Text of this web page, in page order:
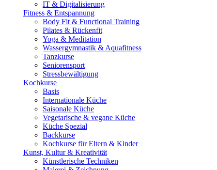
IT & Digitalisierung
Fitness & Entspannung
Body Fit & Functional Training
Pilates & Rückenfit
Yoga & Meditation
Wassergymnastik & Aquafitness
Tanzkurse
Seniorensport
Stressbewältigung
Kochkurse
Basis
Internationale Küche
Saisonale Küche
Vegetarische & vegane Küche
Küche Spezial
Backkurse
Kochkurse für Eltern & Kinder
Kunst, Kultur & Kreativität
Künstlerische Techniken